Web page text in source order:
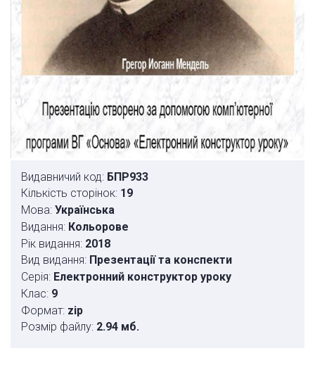
Видавничий код: БПР933
Кількість сторінок: 19
Мова: Українська
Видання: Кольорове
Рік видання: 2018
Вид видання: Презентації та конспекти
Серія: Електронний конструктор уроку
Клас: 9
Формат: zip
Розмір файлу: 2.94 мб.